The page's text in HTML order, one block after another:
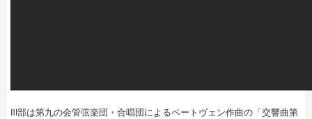
Ⅲ部は第九の会管弦楽団・合唱団によるベートヴェン作曲の「交響曲第